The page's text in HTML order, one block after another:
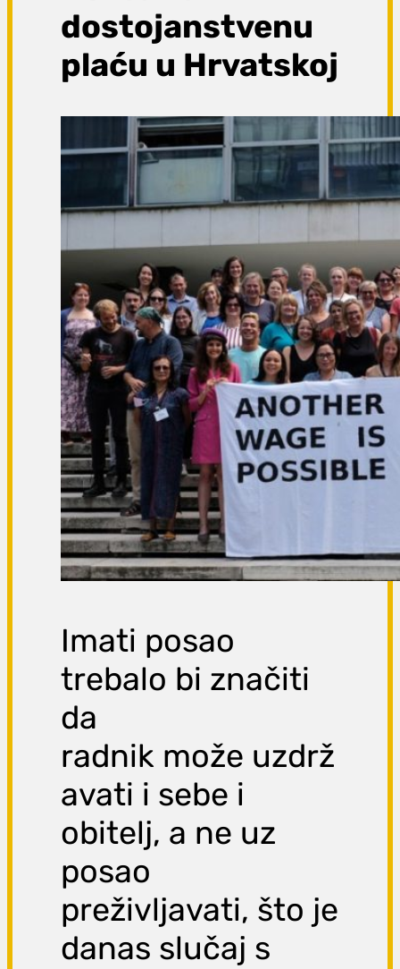
a
dostojanstvenu
plaću u Hrvatskoj
Imati posao
trebalo bi značiti
da
radnik može uzdrž
avati i sebe i
obitelj, a ne uz
posao
preživljavati, što je
danas slučaj s